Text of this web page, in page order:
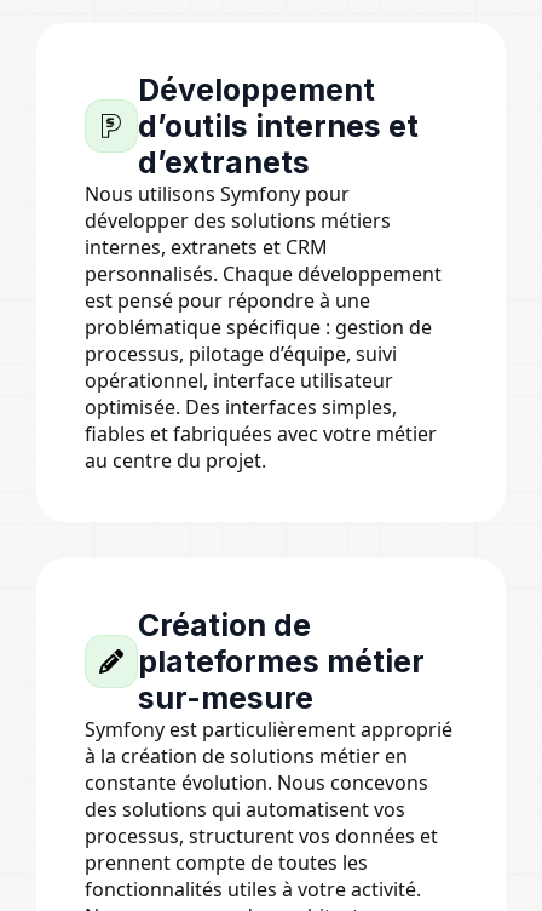
Développement
d’outils internes et
d’extranets
Nous utilisons Symfony pour
développer des solutions métiers
internes, extranets et CRM
personnalisés. Chaque développement
est pensé pour répondre à une
problématique spécifique : gestion de
processus, pilotage d’équipe, suivi
opérationnel, interface utilisateur
optimisée. Des interfaces simples,
fiables et fabriquées avec votre métier
au centre du projet.
Création de
plateformes métier
sur-mesure
Symfony est particulièrement approprié
à la création de solutions métier en
constante évolution. Nous concevons
des solutions qui automatisent vos
processus, structurent vos données et
prennent compte de toutes les
fonctionnalités utiles à votre activité.